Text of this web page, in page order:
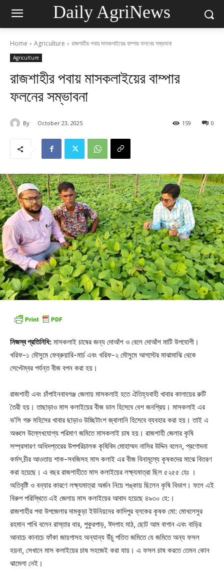
Daily AgriNews
Home Agriculture রাজশাহীর পবায় মাসকলাইয়ের বাম্পার ফলনের সম্ভাবনা
Agriculture
রাজশাহীর পবায় মাসকলাইয়ের বাম্পার
ফলনের সম্ভাবনা
By October 23, 2025 0
159
নিজস্ব প্রতিনিধি: মাসকলাই চাষের জন্য দোআঁশ ও বেলে দোআঁশ মাটি উপযোগী।
খরিফ-১ মৌসুমে ফেব্রুয়ারি-মার্চ এবং খরিফ-২ মৌসুমে আগস্টের মাঝামাঝি থেকে
সেপ্টেম্বর পর্যন্ত বীজ বপন করা হয়।
রাজশাহী এবং চাঁপাইনবাবগঞ্জ জেলায় মাসকলাই হতে ঐতিহ্যবাহী খাবার কালায়ের রুটি
তৈরী হয়। তাছাড়াও মাস কলাইয়ের বীজ ডাল হিসেবে বেশ জনপ্রিয়। মাসকলাই এর
ভ’সি গরু মহিসের খাবার ছাড়াও উচ্ছিটাংশ জ্বালানি হিসেবে ব্যবহার করা হয়। তাই এ
অঞ্চলে উল্লেখযোগ্য পরিমাণ জমিতে মাসকলাই চাষ হয়। রাজশাহী জেলার কৃষি
সম্প্রসারণ অধিদপ্তরের উপপরিচালক কৃষিবিদ মোহাম্মদ নাসির উদ্দিন বলেন, প্রণোদনা
কর্মস‚চীর আওতায় শাক-সবজিসহ মাস কলাই এর বীজ বিনামূল্যে কৃষকদের মাঝে বিতরণ
করা হয়েছে। এ বছর রাজশাহীতে মাস কলাইয়ের লক্ষ্যমাত্রা ছিল ৫২৫৫ হেঃ ।
অতিবৃষ্টি ও বন্যার কারণে লক্ষ্যমাত্রা অর্জন নিয়ে শঙ্কায় ছিলেন কৃষি বিভাগ। ফলে এই
বিরুপ পরিস্থিতে এই জেলায় মাস কলাইয়ের আবাদ হয়েছে ৪৯৩০ হে:।
রাজশাহীর পবা উপজেলার দামকুড়া ইউনিয়নের কাদিপুর ব্লকের কৃষক মো: মোখলেসুর
রহমান পাখি বলেন রাস্তার ধার, পুকুরপাড়, ঈদগাহ মাঠ, ছোট আম বাগান এবং বাড়ির
আনাচে কানাচে ফাঁকা জায়গাসহ অন্যান্য উঁচু পতিত জমিতে যে জমিতে অন্য ফসল
হয়না, সেখানে মাস কলাইয়ের চাষ সহজেই করা যায়। এ ফসল চাষ করতে তেমন কোন
ঝামেলা নেই।